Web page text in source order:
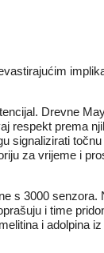
Drevne
prema
za vrijeme i
s 3000
i time
i adolpina